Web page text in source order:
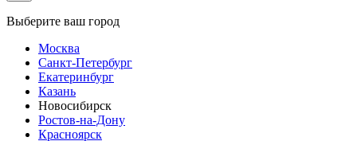
Выберите ваш город
Москва
Санкт-Петербург
Екатеринбург
Казань
Новосибирск
Ростов-на-Дону
Красноярск